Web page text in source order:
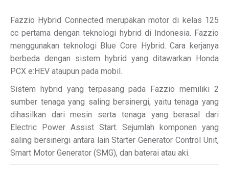
Fazzio Hybrid Connected merupakan motor di kelas 125
cc pertama dengan teknologi hybrid di Indonesia. Fazzio
menggunakan teknologi Blue Core Hybrid. Cara kerjanya
berbeda dengan sistem hybrid yang ditawarkan Honda
PCX e:HEV ataupun pada mobil.
Sistem hybrid yang terpasang pada Fazzio memiliki 2
sumber tenaga yang saling bersinergi, yaitu tenaga yang
dihasilkan dari mesin serta tenaga yang berasal dari
Electric Power Assist Start. Sejumlah komponen yang
saling bersinergi antara lain Starter Generator Control Unit,
Smart Motor Generator (SMG), dan baterai atau aki.